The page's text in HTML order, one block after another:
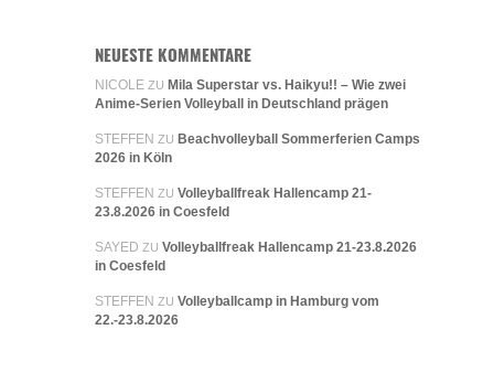
NEUESTE KOMMENTARE
NICOLE ZU Mila Superstar vs. Haikyu!! – Wie zwei
Anime-Serien Volleyball in Deutschland prägen
STEFFEN ZU Beachvolleyball Sommerferien Camps
2026 in Köln
STEFFEN ZU Volleyballfreak Hallencamp 21-
23.8.2026 in Coesfeld
SAYED ZU Volleyballfreak Hallencamp 21-23.8.2026
in Coesfeld
STEFFEN ZU Volleyballcamp in Hamburg vom
22.-23.8.2026